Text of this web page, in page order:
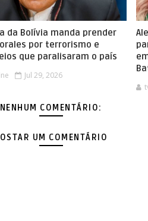
da Bolívia manda prender
por terrorismo e
que paralisaram o país
Jul 29, 2026
NENHUM COMENTÁRIO:
UM COMENTÁRIO